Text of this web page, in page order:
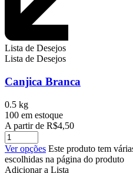
Lista de Desejos
Lista de Desejos
Canjica Branca
0.5 kg
100 em estoque
A partir de R$4,50
Ver opções Este produto tem
escolhidas na página do produto
Adicionar a Lista